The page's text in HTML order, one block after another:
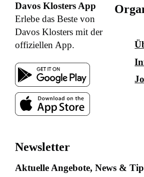
Davos Klosters App
Erlebe das Beste von
Davos Klosters mit der
offiziellen App.
Newsletter
Aktuelle Angebote, News &